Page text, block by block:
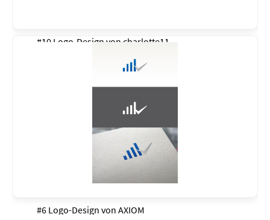
#10 Logo-Design von charlotte11
#6 Logo-Design von AXIOM